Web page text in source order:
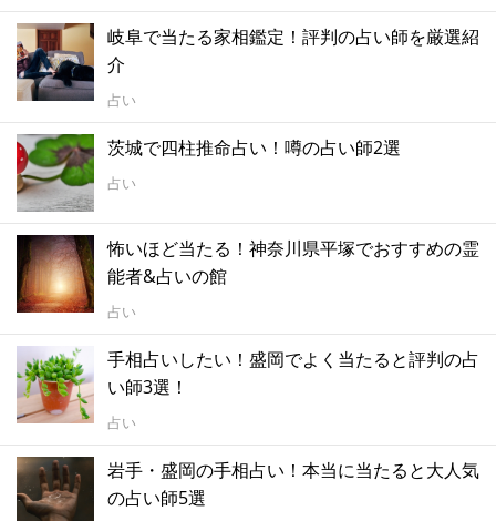
岐阜で当たる家相鑑定！評判の占い師を厳選紹
介
占い
茨城で四柱推命占い！噂の占い師2選
占い
怖いほど当たる！神奈川県平塚でおすすめの霊
能者&占いの館
占い
手相占いしたい！盛岡でよく当たると評判の占
い師3選！
占い
岩手・盛岡の手相占い！本当に当たると大人気
の占い師5選